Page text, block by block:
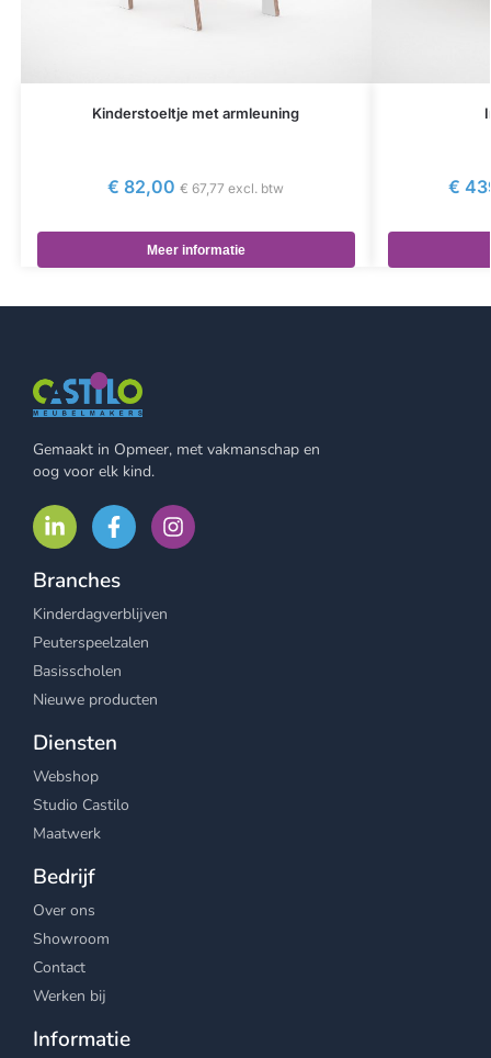
Kinderstoeltje met armleuning
€ 82,00 € 67,77 excl. btw
Meer informatie
€
Gemaakt in Opmeer, met vakmanschap en
oog voor elk kind.
Branches
Kinderdagverblijven
Peuterspeelzalen
Basisscholen
Nieuwe producten
Diensten
Webshop
Studio Castilo
Maatwerk
Bedrijf
Over ons
Showroom
Contact
Werken bij
Informatie